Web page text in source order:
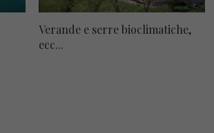
Verande e serre bioclimatiche,
ecc...